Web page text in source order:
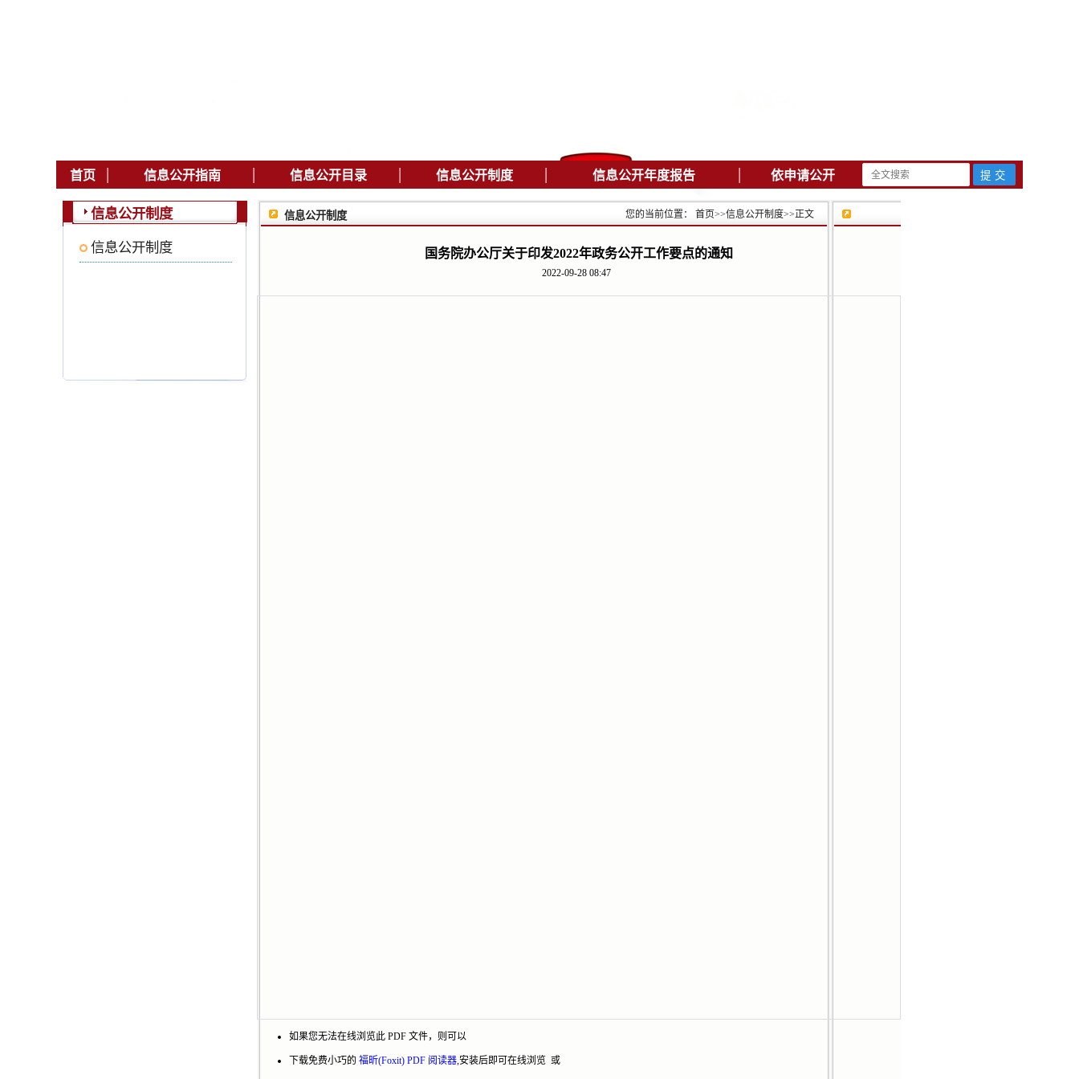
首页 | 信息公开指南 | 信息公开目录 | 信息公开制度 | 信息公开年度报告 | 依申请公开
信息公开制度
信息公开制度
信息公开制度 您的当前位置： 首页>>信息公开制度>>正文
国务院办公厅关于印发2022年政务公开工作要点的通知
2022-09-28 08:47
如果您无法在线浏览此 PDF 文件，则可以
下载免费小巧的 福昕(Foxit) PDF 阅读器,安装后即可在线浏览 或